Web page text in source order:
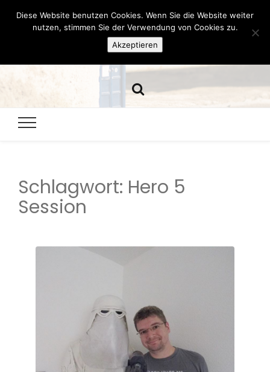
Hazamelistan
Schlagwort: Hero 5
Session
Diese Website benutzen Cookies. Wenn Sie die Website weiter
nutzen, stimmen Sie der Verwendung von Cookies zu.
Akzeptieren